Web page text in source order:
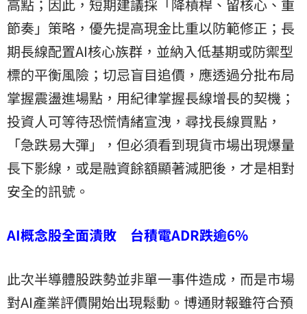
高點；因此，短期建議採「降槓桿、留核心、重
節奏」策略，優先提高現金比重以防範修正；長
期長線配置AI核心族群，並納入低基期或防禦型
標的平衡風險；切忌盲目追價，應透過分批布局
掌握震盪進場點，用紀律掌握長線增長的契機；
投資人可等待恐慌情緒宣洩，尋找長線買點，
「急跌易大彈」，但必須看到現貨市場出現爆量
長下影線，或是融資餘額顯著減肥後，才是相對
安全的訊號。
AI概念股全面潰敗 台積電ADR跌逾6%
此次半導體股跌勢並非單一事件造成，而是市場
對AI產業評價開始出現鬆動。博通財報雖符合預